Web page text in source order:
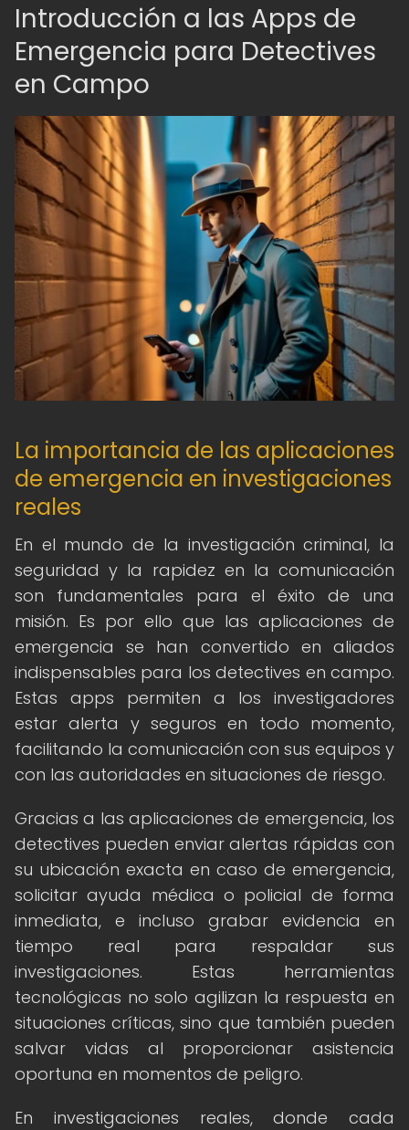
Introducción a las Apps de
Emergencia para Detectives
en Campo
La importancia de las aplicaciones
de emergencia en investigaciones
reales
En el mundo de la investigación criminal, la
seguridad y la rapidez en la comunicación
son fundamentales para el éxito de una
misión. Es por ello que las aplicaciones de
emergencia se han convertido en aliados
indispensables para los detectives en campo.
Estas apps permiten a los investigadores
estar alerta y seguros en todo momento,
facilitando la comunicación con sus equipos y
con las autoridades en situaciones de riesgo.
Gracias a las aplicaciones de emergencia, los
detectives pueden enviar alertas rápidas con
su ubicación exacta en caso de emergencia,
solicitar ayuda médica o policial de forma
inmediata, e incluso grabar evidencia en
tiempo real para respaldar sus
investigaciones. Estas herramientas
tecnológicas no solo agilizan la respuesta en
situaciones críticas, sino que también pueden
salvar vidas al proporcionar asistencia
oportuna en momentos de peligro.
En investigaciones reales, donde cada